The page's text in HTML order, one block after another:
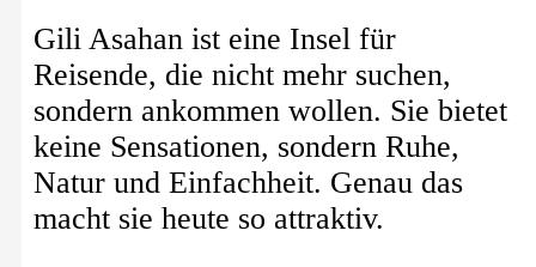
Gili Asahan ist eine Insel für
Reisende, die nicht mehr suchen,
sondern ankommen wollen. Sie bietet
keine Sensationen, sondern Ruhe,
Natur und Einfachheit. Genau das
macht sie heute so attraktiv.